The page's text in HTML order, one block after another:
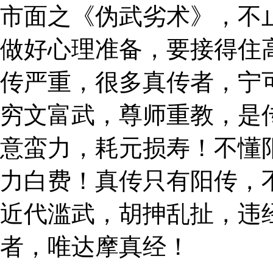
市面之《伪武劣术》，不
做好心理准备，要接得住
传严重，很多真传者，宁
穷文富武，尊师重教，
意蛮力，耗元损寿！不懂
力白费！真传只有阳传
近代滥武，胡抻乱扯，违
者，唯达摩真经！